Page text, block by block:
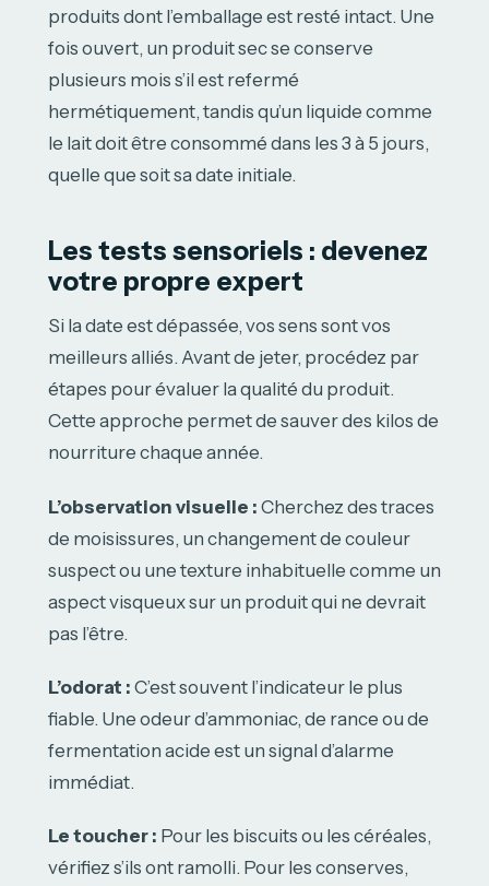
produits dont l’emballage est resté intact. Une
fois ouvert, un produit sec se conserve
plusieurs mois s’il est refermé
hermétiquement, tandis qu’un liquide comme
le lait doit être consommé dans les 3 à 5 jours,
quelle que soit sa date initiale.
Les tests sensoriels : devenez
votre propre expert
Si la date est dépassée, vos sens sont vos
meilleurs alliés. Avant de jeter, procédez par
étapes pour évaluer la qualité du produit.
Cette approche permet de sauver des kilos de
nourriture chaque année.
L’observation visuelle : Cherchez des traces
de moisissures, un changement de couleur
suspect ou une texture inhabituelle comme un
aspect visqueux sur un produit qui ne devrait
pas l’être.
L’odorat : C’est souvent l’indicateur le plus
fiable. Une odeur d’ammoniac, de rance ou de
fermentation acide est un signal d’alarme
immédiat.
Le toucher : Pour les biscuits ou les céréales,
vérifiez s’ils ont ramolli. Pour les conserves,